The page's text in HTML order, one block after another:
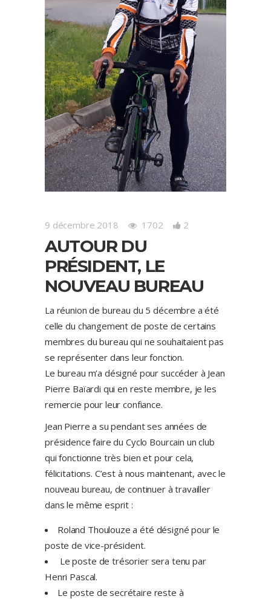
9 décembre 2018 1702 2
AUTOUR DU
PRÉSIDENT, LE
NOUVEAU BUREAU
La réunion de bureau du 5 décembre a été
celle du changement de poste de certains
membres du bureau qui ne souhaitaient pas
se représenter dans leur fonction.
Le bureau m’a désigné pour succéder à Jean
Pierre Baïardi qui en reste membre, je les
remercie pour leur confiance.
Jean Pierre a su pendant ses années de
présidence faire du Cyclo Bourcain un club
qui fonctionne très bien et pour cela,
félicitations. C’est à nous maintenant, avec le
nouveau bureau, de continuer à travailler
dans le même esprit :
Roland Thoulouze a été désigné pour le
poste de vice-président.
Le poste de trésorier sera tenu par
Henri Pascal.
Le poste de secrétaire reste à